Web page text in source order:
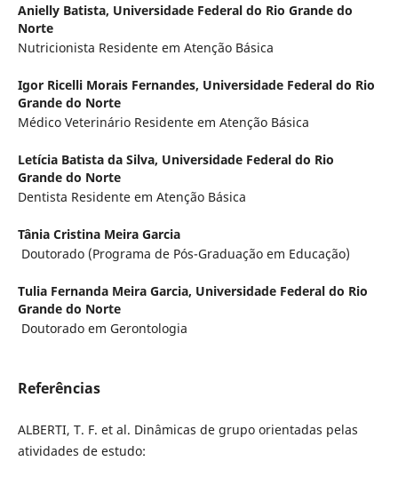
Anielly Batista, Universidade Federal do Rio Grande do
Norte
Nutricionista Residente em Atenção Básica
Igor Ricelli Morais Fernandes, Universidade Federal do Rio
Grande do Norte
Médico Veterinário Residente em Atenção Básica
Letícia Batista da Silva, Universidade Federal do Rio
Grande do Norte
Dentista Residente em Atenção Básica
Tânia Cristina Meira Garcia
Doutorado (Programa de Pós-Graduação em Educação)
Tulia Fernanda Meira Garcia, Universidade Federal do Rio
Grande do Norte
Doutorado em Gerontologia
Referências
ALBERTI, T. F. et al. Dinâmicas de grupo orientadas pelas
atividades de estudo: